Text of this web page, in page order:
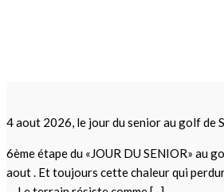
4 aout 2026, le jour du senior au golf de
6ème étape du «JOUR DU SENIOR» au
aout . Et toujours cette chaleur qui